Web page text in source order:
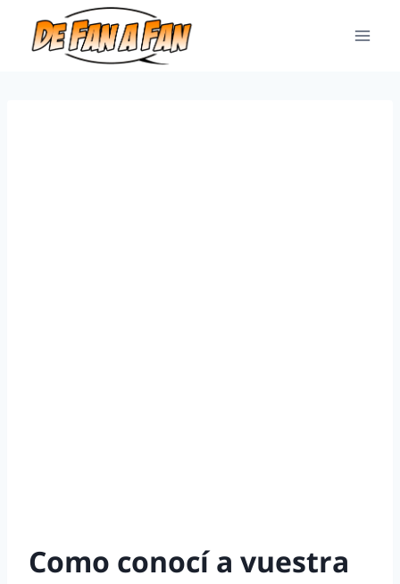
Como conocí a vuestra